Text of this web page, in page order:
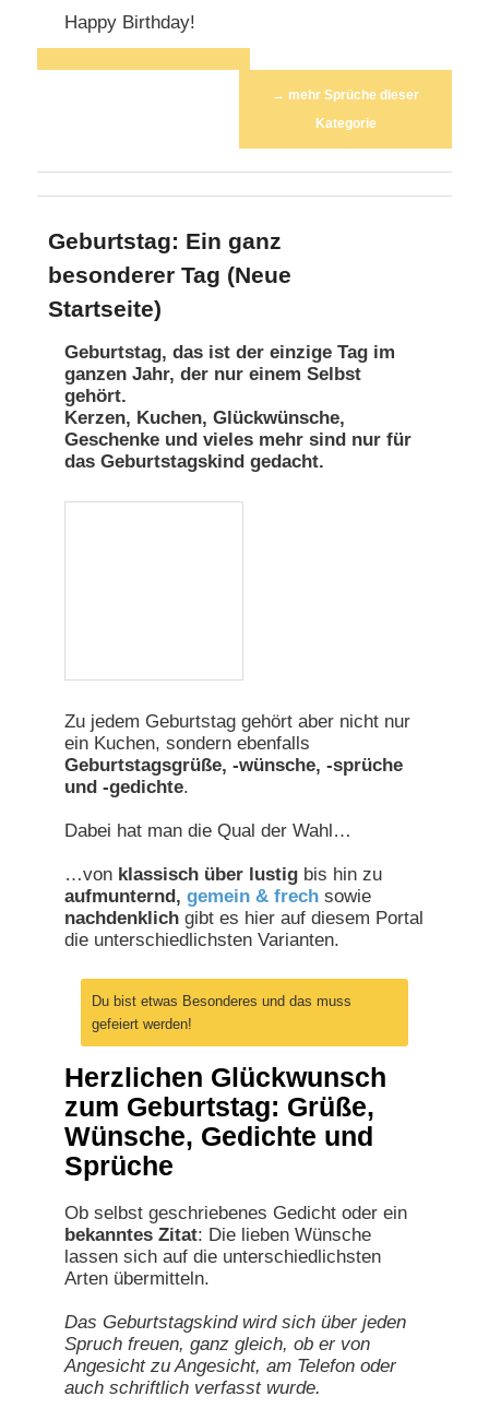
Happy Birthday!
Beitragsnavigation
→ mehr Sprüche dieser
Kategorie
Geburtstag: Ein ganz
besonderer Tag (Neue
Startseite)
Geburtstag, das ist der einzige Tag im
ganzen Jahr, der nur einem Selbst
gehört.
Kerzen, Kuchen, Glückwünsche,
Geschenke und vieles mehr sind nur für
das Geburtstagskind gedacht.
Zu jedem Geburtstag gehört aber nicht nur
ein Kuchen, sondern ebenfalls
Geburtstagsgrüße, -wünsche, -sprüche
und -gedichte.
Dabei hat man die Qual der Wahl…
…von klassisch über lustig bis hin zu
aufmunternd,gemein & frech sowie
nachdenklich gibt es hier auf diesem Portal
die unterschiedlichsten Varianten.
Du bist etwas Besonderes und das muss
gefeiert werden!
Herzlichen Glückwunsch
zum Geburtstag: Grüße,
Wünsche, Gedichte und
Sprüche
Ob selbst geschriebenes Gedicht oder ein
bekanntes Zitat: Die lieben Wünsche
lassen sich auf die unterschiedlichsten
Arten übermitteln.
Das Geburtstagskind wird sich über jeden
Spruch freuen, ganz gleich, ob er von
Angesicht zu Angesicht, am Telefon oder
auch schriftlich verfasst wurde.